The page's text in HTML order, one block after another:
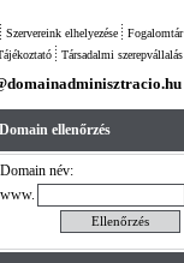
Fogalomtár
Szervereink elhelyezése
Társadalmi szerepvállalás
Domain ellenőrzés
Domain név:
www.